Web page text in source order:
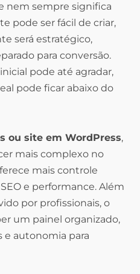
nem sempre significa
pode ser fácil de criar,
será estratégico,
para conversão.
pode até agradar,
pode ficar abaixo do
ou site em WordPress,
mais complexo no
mais controle
e performance. Além
por profissionais, o
um painel organizado,
e autonomia para